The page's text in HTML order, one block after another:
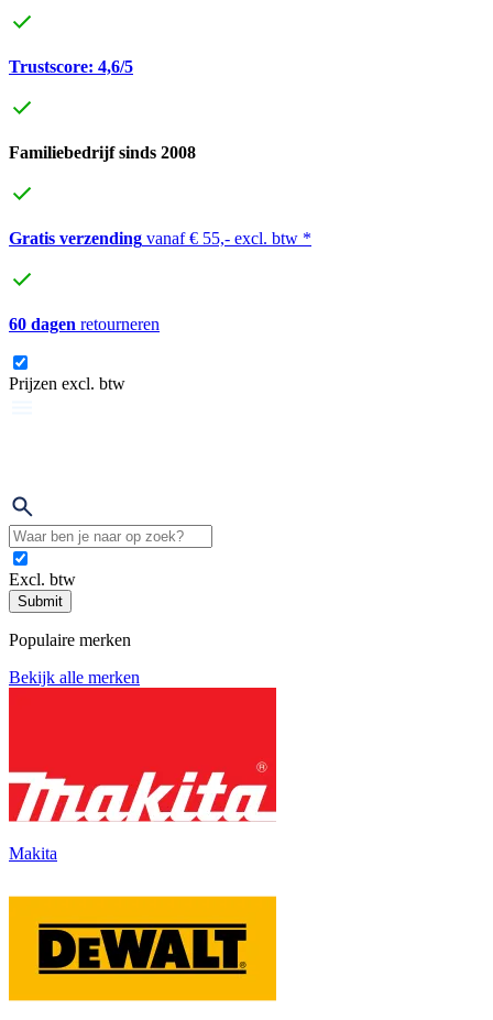
Trustscore: 4,6/5
Familiebedrijf sinds 2008
Gratis verzending vanaf € 55,- excl. btw *
60 dagen retourneren
Prijzen excl. btw
Excl. btw
Submit
Populaire merken
Bekijk alle merken
Makita